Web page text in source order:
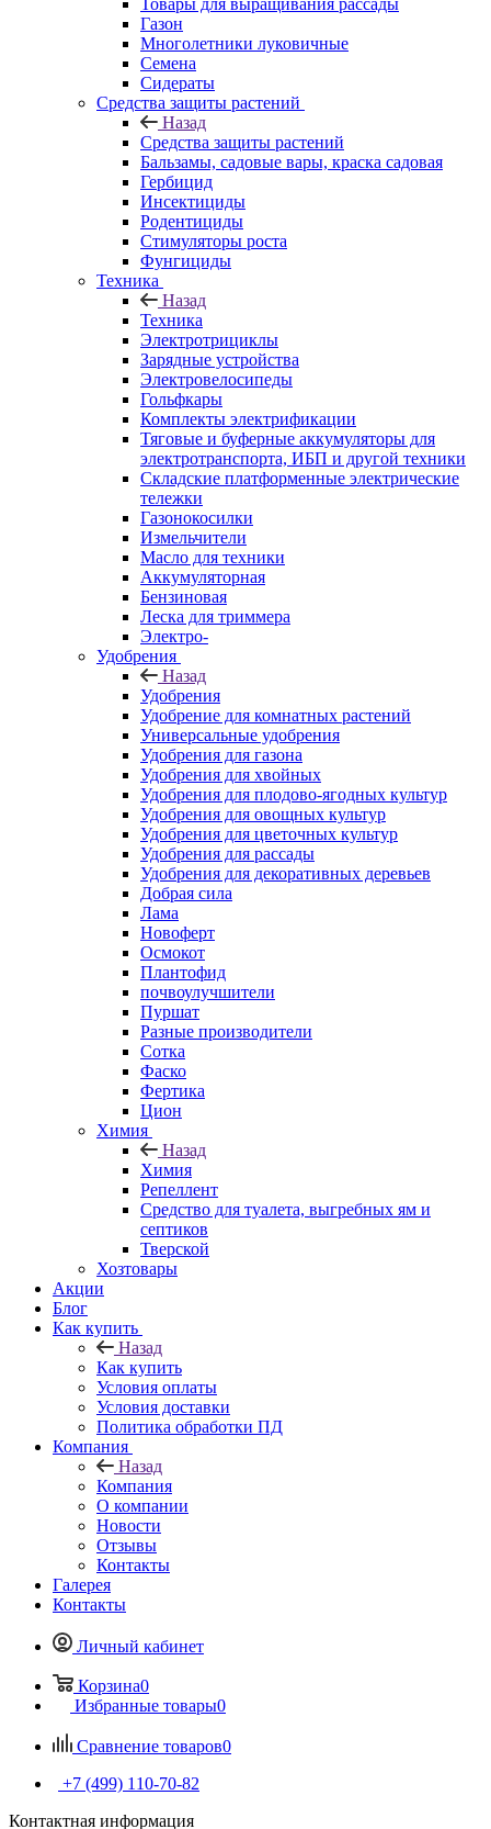
Газон
Многолетники луковичные
Семена
Сидераты
Средства защиты растений
Назад
Средства защиты растений
Бальзамы, садовые вары, краска садовая
Гербицид
Инсектициды
Родентициды
Стимуляторы роста
Фунгициды
Техника
Назад
Техника
Электротрициклы
Зарядные устройства
Электровелосипеды
Гольфкары
Комплекты электрификации
Тяговые и буферные аккумуляторы для
электротранспорта, ИБП и другой техники
Складские платформенные электрические
тележки
Газонокосилки
Измельчители
Масло для техники
Аккумуляторная
Бензиновая
Леска для триммера
Электро-
Удобрения
Назад
Удобрения
Удобрение для комнатных растений
Универсальные удобрения
Удобрения для газона
Удобрения для хвойных
Удобрения для плодово-ягодных культур
Удобрения для овощных культур
Удобрения для цветочных культур
Удобрения для рассады
Удобрения для декоративных деревьев
Добрая сила
Лама
Новоферт
Осмокот
Плантофид
почвоулучшители
Пуршат
Разные производители
Сотка
Фаско
Фертика
Цион
Химия
Назад
Химия
Репеллент
Средство для туалета, выгребных ям и
септиков
Тверской
Хозтовары
Акции
Блог
Как купить
Назад
Как купить
Условия оплаты
Условия доставки
Политика обработки ПД
Компания
Назад
Компания
О компании
Новости
Отзывы
Контакты
Галерея
Контакты
Личный кабинет
Корзина0
Избранные товары0
Сравнение товаров0
+7 (499) 110-70-82
Контактная информация